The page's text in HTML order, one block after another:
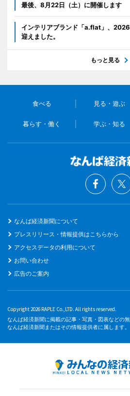
最後、8月22日（土）に開催します
インテリアブランド「a.flat」、
迎えました。
もっと見る
食べる 見る・遊ぶ
暮らす・働く 学ぶ・知る
なんば経済新聞について
プレスリリース・情報提供はこちらから
アクセスデータの利用について
お問い合わせ
広告のご案内
Copyright 2026 RAPLE Co.,LTD. All rights reserved.
なんば経済新聞に掲載の記事・写真・図表などの
なんば経済新聞またはその情報提供者に属します。